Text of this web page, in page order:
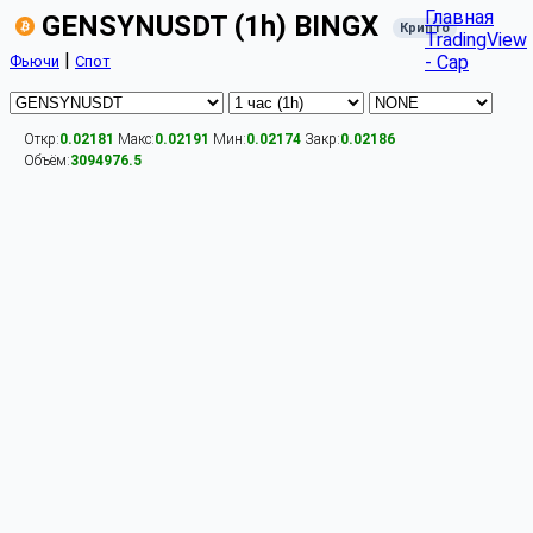
GENSYNUSDT (1h) BINGX Крипто
Фьючи | Спот
Главная
TradingView
- Cap
Откр:0.02181 Макс:0.02191 Мин:0.02174 Закр:0.02186
Объём:3094976.5